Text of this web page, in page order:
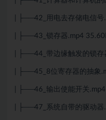
| ├──42_用电去存储电信
| ├──43_锁存器.mp4
| ├──44_带边缘触发的锁
| ├──45_8位寄存器的抽象
| ├──46_输出使能开关
| ├──47_系统自带的驱动器